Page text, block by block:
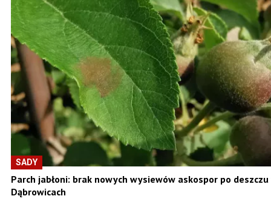
SADY
Parch jabłoni: brak nowych wysiewów askospor po deszczu
Dąbrowicach